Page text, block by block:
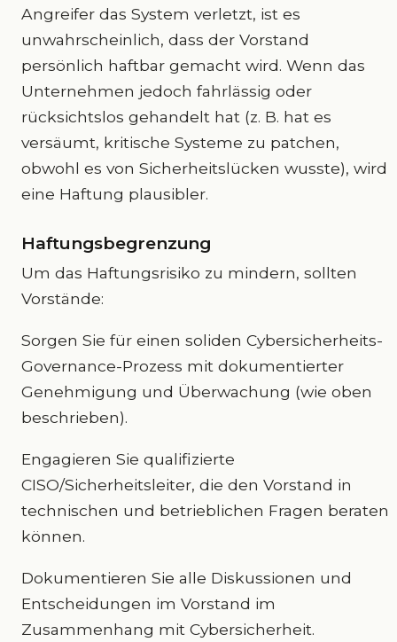
Angreifer das System verletzt, ist es
unwahrscheinlich, dass der Vorstand
persönlich haftbar gemacht wird. Wenn das
Unternehmen jedoch fahrlässig oder
rücksichtslos gehandelt hat (z. B. hat es
versäumt, kritische Systeme zu patchen,
obwohl es von Sicherheitslücken wusste), wird
eine Haftung plausibler.
Haftungsbegrenzung
Um das Haftungsrisiko zu mindern, sollten
Vorstände:
Sorgen Sie für einen soliden Cybersicherheits-
Governance-Prozess mit dokumentierter
Genehmigung und Überwachung (wie oben
beschrieben).
Engagieren Sie qualifizierte
CISO/Sicherheitsleiter, die den Vorstand in
technischen und betrieblichen Fragen beraten
können.
Dokumentieren Sie alle Diskussionen und
Entscheidungen im Vorstand im
Zusammenhang mit Cybersicherheit.